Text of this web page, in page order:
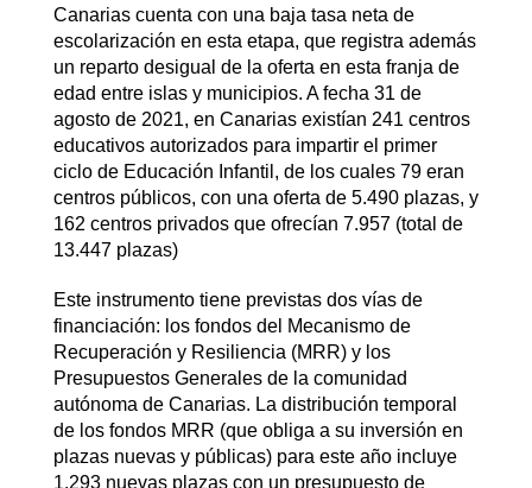
Canarias cuenta con una baja tasa neta de
escolarización en esta etapa, que registra además
un reparto desigual de la oferta en esta franja de
edad entre islas y municipios. A fecha 31 de
agosto de 2021, en Canarias existían 241 centros
educativos autorizados para impartir el primer
ciclo de Educación Infantil, de los cuales 79 eran
centros públicos, con una oferta de 5.490 plazas, y
162 centros privados que ofrecían 7.957 (total de
13.447 plazas)
Este instrumento tiene previstas dos vías de
financiación: los fondos del Mecanismo de
Recuperación y Resiliencia (MRR) y los
Presupuestos Generales de la comunidad
autónoma de Canarias. La distribución temporal
de los fondos MRR (que obliga a su inversión en
plazas nuevas y públicas) para este año incluye
1.293 nuevas plazas con un presupuesto de